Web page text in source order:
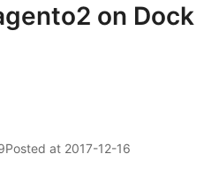
on Dock
Posted at 2017-12-16